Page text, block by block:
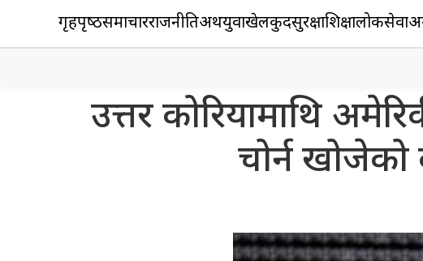
गृहपृष्‍ठसमाचारराजनीतिअर्थयुवाखेलकुदसुरक्षाशिक्षालोकसेवा
उत्तर कोरियामाथि
चोर्न